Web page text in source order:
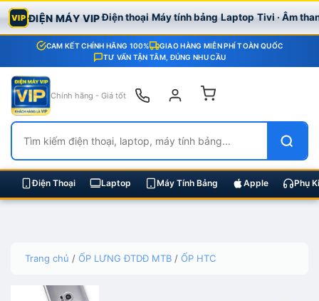
VIP ĐIỆN MÁY VIPĐiện thoại Máy tính bảng Laptop Tivi · Âm
CAM KẾT CHÍNH HÃNG 100%
GIAO HÀNG MIỄN PHÍ TOÀN QUỐC
TƯ VẤN TẬN TÂM, ĐÚNG NHU CẦU
Chính hãng - Giá tốt
Điện Thoại Laptop Máy Tính Bảng Apple Phụ
Trang chủ / ỐP LƯNG ĐTDĐ MTB / ỐP HTC